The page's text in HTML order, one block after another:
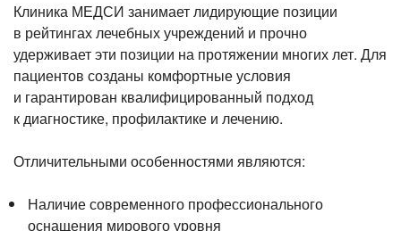
Клиника МЕДСИ занимает лидирующие позиции
в рейтингах лечебных учреждений и прочно
удерживает эти позиции на протяжении многих лет. Для
пациентов созданы комфортные условия
и гарантирован квалифицированный подход
к диагностике, профилактике и лечению.
Отличительными особенностями являются:
Наличие современного профессионального
оснащения мирового уровня